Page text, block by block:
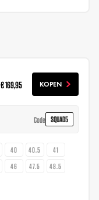
€ 169,95 KOPEN
Code SQUAD5
40 40.5
41
46 47.5
48.5